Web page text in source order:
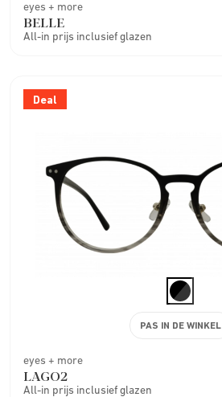
eyes + more
BELLE
All-in prijs inclusief glazen
Deal
eyes + more
LAGO2
All-in prijs inclusief glazen
PAS IN DE WINKEL